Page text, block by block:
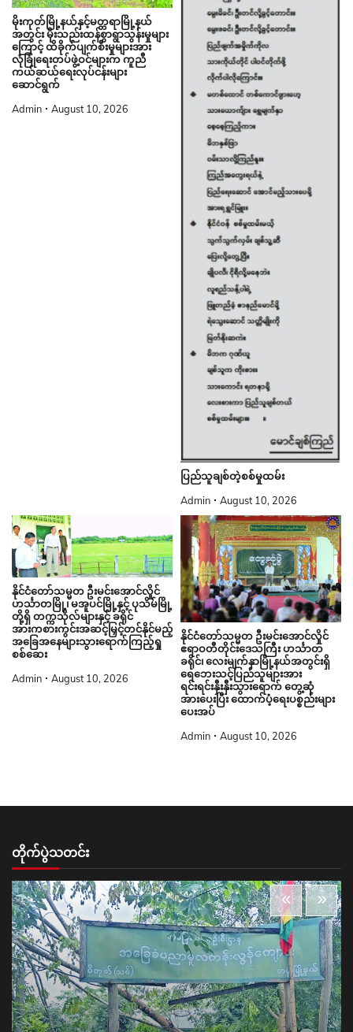
မိုးကုတ်မြို့နယ်နှင့်မတ္တရာမြို့နယ်
အတွင်း မိုးသည်းထန်စွာရွာသွန်းမှုများ
ကြောင့် ထိခိုက်ပျက်စီးမှုများအား
လုံခြုံရေးတပ်ဖွဲ့ဝင်များက ကူညီ
ကယ်ဆယ်ရေးလုပ်ငန်းများ
ဆောင်ရွက်
Admin August 10, 2026
ပြည်သူချစ်တဲ့စစ်မှုထမ်း
Admin August 10, 2026
နိုင်ငံတော်သမ္မတ ဦးမင်းအောင်လှိုင်
ဟင်္သာတမြို့၊ မအူပင်မြို့နှင့် ပုသိမ်မြို့
တို့ရှိ တက္ကသိုလ်များနှင့် ခရိုင်
အားကစားကွင်းအဆင့်မြှင့်တင်နိုင်မည့်
အခြေအနေများသွားရောက်ကြည့်ရှု
စစ်ဆေး
Admin August 10, 2026
နိုင်ငံတော်သမ္မတ ဦးမင်းအောင်လှိုင်
ဧရာဝတီတိုင်းဒေသကြီး ဟင်္သာတ
ခရိုင်၊ လေးမျက်နှာမြို့နယ်အတွင်းရှိ
ရေဘေးသင့်ပြည်သူများအား
ရင်းရင်းနှီးနှီးသွားရောက် တွေ့ဆုံ
အားပေးပြီး ထောက်ပံ့ရေးပစ္စည်းများ
ပေးအပ်
Admin August 10, 2026
တိုက်ပွဲသတင်း